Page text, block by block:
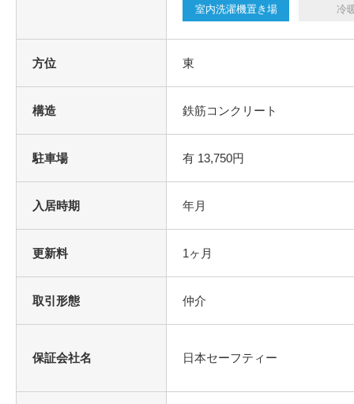
室内洗濯機置き場 冷
方位 東
構造 鉄筋コンクリート
駐車場 有 13,750円
入居時期 年月
更新料 1ヶ月
取引形態 仲介
保証会社名 日本セーフティー